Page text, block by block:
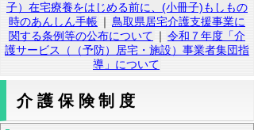
子）在宅療養をはじめる前に、(小冊子)もしもの
時のあんしん手帳 ｜ 鳥取県居宅介護支援事業に
関する条例等の公布について ｜ 令和７年度「介
護サービス（（予防）居宅・施設）事業者集団指
導」について
介護保険制度